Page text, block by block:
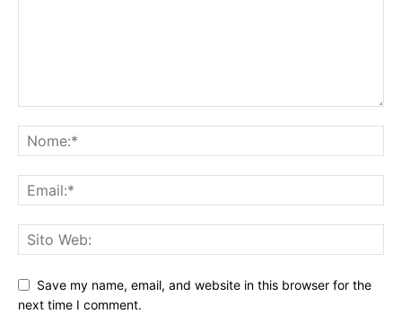
Save my name, email, and website in this browser for the
next time I comment.